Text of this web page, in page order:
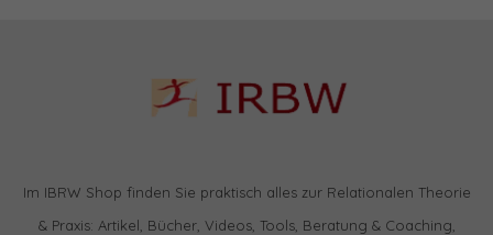
Im IBRW Shop finden Sie praktisch alles zur Relationalen Theorie
& Praxis: Artikel, Bücher, Videos, Tools, Beratung & Coaching,